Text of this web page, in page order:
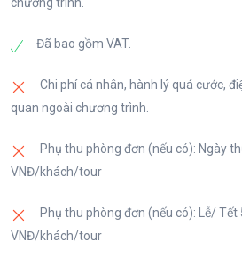
Đã bao gồm VAT.
Chi phí cá nhân, hành lý quá cước,
quan ngoài chương trình.
Phụ thu phòng đơn (nếu có): Ngày
VNĐ/khách/tour
Phụ thu phòng đơn (nếu có): Lễ/ Tết
VNĐ/khách/tour